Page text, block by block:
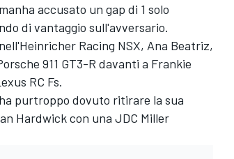
accusato un gap di 1 solo
di vantaggio sull'avversario.
Racing NSX, Ana Beatriz,
911 GT3-R davanti a Frankie
RC Fs.
purtroppo dovuto ritirare la sua
Hardwick con una JDC Miller